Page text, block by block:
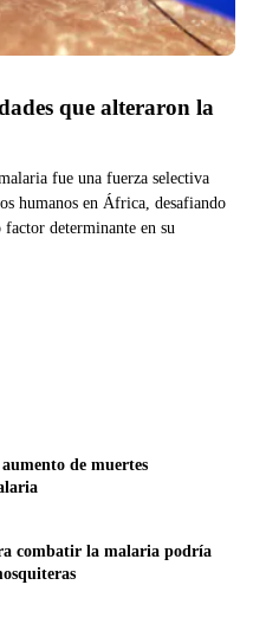
que alteraron la
fue una fuerza selectiva
humanos en África, desafiando
determinante en su
de muertes
combatir la malaria podría